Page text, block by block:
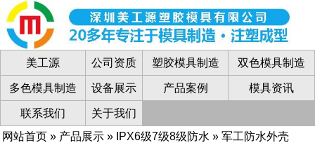
美工源 公司资质 塑胶模具制造 双色模具制造
多色模具制造 设备展示 产品案例 模具资讯
联系我们
关于我们
网站首页 » 产品展示 » IPX6级7级8级防水 » 军工防水外壳